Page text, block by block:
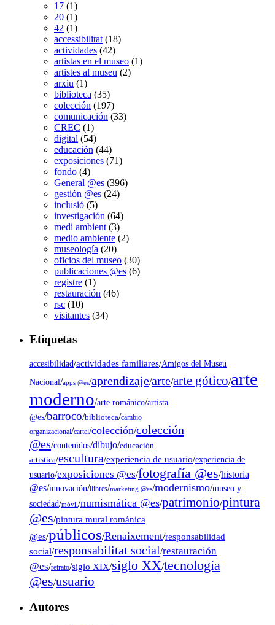
17 (1)
20 (1)
42 (1)
accessibilitat (18)
actividades (42)
artistas en el museo (1)
artistes al museu (2)
arxiu (1)
biblioteca (35)
colección (197)
comunicación (33)
CREC (1)
digital (54)
educación (44)
exposiciones (71)
fondo (4)
General @es (396)
gestión @es (24)
inclusió (5)
investigación (64)
medi ambient (3)
medio ambiente (2)
museología (20)
oficios del museo (30)
publicaciones @es (6)
registre (1)
restauración (46)
rsc (10)
visitantes (34)
Etiquetas
accesibilidad/actividades familiares/Amigos del Museu
Nacional/apps @es/aprendizaje/arte/arte gótico/arte
moderno/arte románico/artista
@es/barroco/biblioteca/cambio
organizacional/cartel/colección/colección
@es/contenidos/dibujo/educación
artística/escultura/experiencia de usuario/experiencia de
usuario/exposiciones @es/fotografía @es/historia
@es/innovación/llibres/marketing @es/modernismo/museo y
sociedad/móvil/numismática @es/patrimonio/pintura
@es/pintura mural románica
@es/públicos/Renaixement/responsabilidad
social/responsabilitat social/restauración
@es/retrato/siglo XIX/siglo XX/tecnología
@es/usuario
Autores